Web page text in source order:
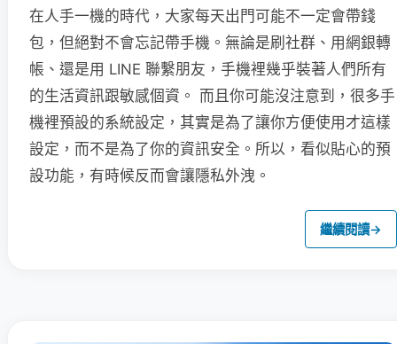
在人手一機的時代，大家每天出門可能不一定會帶錢
包，但絕對不會忘記帶手機。無論是刷社群、用網銀轉
帳、還是用 LINE 聯繫朋友，手機裡幾乎裝著人們所有
的生活資訊跟敏感個資。 而且你可能沒注意到，很多手
機裡預設的系統設定，其實是為了讓你方便使用才這樣
設定，而不是為了你的資訊安全。所以，看似貼心的預
設功能，有時候反而會讓隱私外洩。
繼續閱讀→